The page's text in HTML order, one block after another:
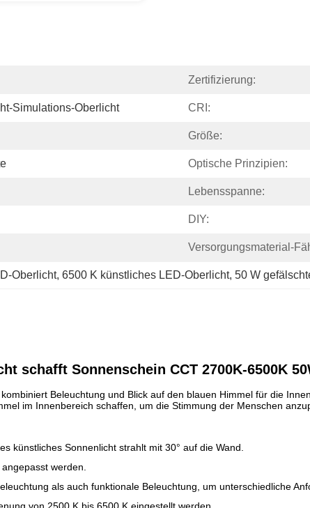
Zertifizierung:
Simulations-Oberlicht CRI:
Größe:
Optische Prinzipien:
Lebensspanne:
DIY:
Versorgungsmaterial-
Oberlicht, 6500 K künstliches LED-Oberlicht, 50 W
schafft Sonnenschein CCT 2700K-6500K
Beleuchtung und Blick auf den blauen Himmel für die
im Innenbereich schaffen, um die Stimmung der Menschen
künstliches Sonnenlicht strahlt mit 30° auf die Wand.
werden.
als auch funktionale Beleuchtung, um unterschiedliche